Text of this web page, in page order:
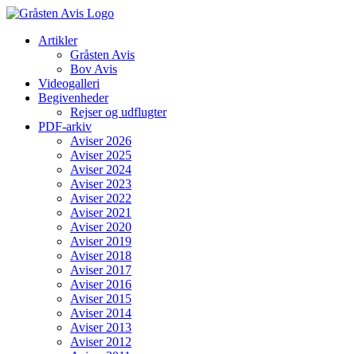
Skip
contentArtikler
Gråsten Avis
Bov Avis
Videogalleri
Begivenheder
Rejser og udflugter
PDF-arkiv
Aviser 2026
Aviser 2025
Aviser 2024
Aviser 2023
Aviser 2022
Aviser 2021
Aviser 2020
Aviser 2019
Aviser 2018
Aviser 2017
Aviser 2016
Aviser 2015
Aviser 2014
Aviser 2013
Aviser 2012